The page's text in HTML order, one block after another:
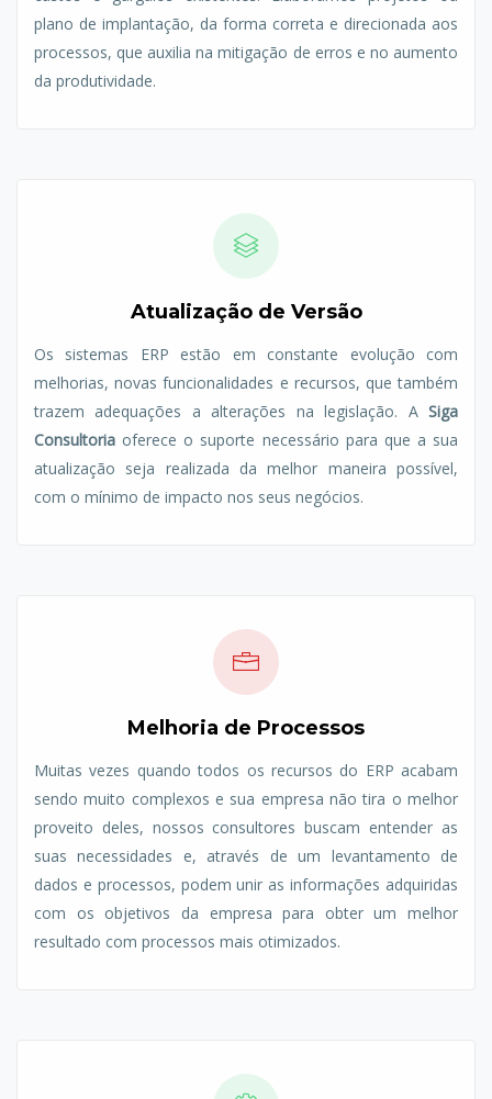
plano de implantação, da forma correta e direcionada aos
processos, que auxilia na mitigação de erros e no aumento
da produtividade.
Atualização de Versão
Os sistemas ERP estão em constante evolução com
melhorias, novas funcionalidades e recursos, que também
trazem adequações a alterações na legislação. A Siga
Consultoria oferece o suporte necessário para que a sua
atualização seja realizada da melhor maneira possível,
com o mínimo de impacto nos seus negócios.
Melhoria de Processos
Muitas vezes quando todos os recursos do ERP acabam
sendo muito complexos e sua empresa não tira o melhor
proveito deles, nossos consultores buscam entender as
suas necessidades e, através de um levantamento de
dados e processos, podem unir as informações adquiridas
com os objetivos da empresa para obter um melhor
resultado com processos mais otimizados.